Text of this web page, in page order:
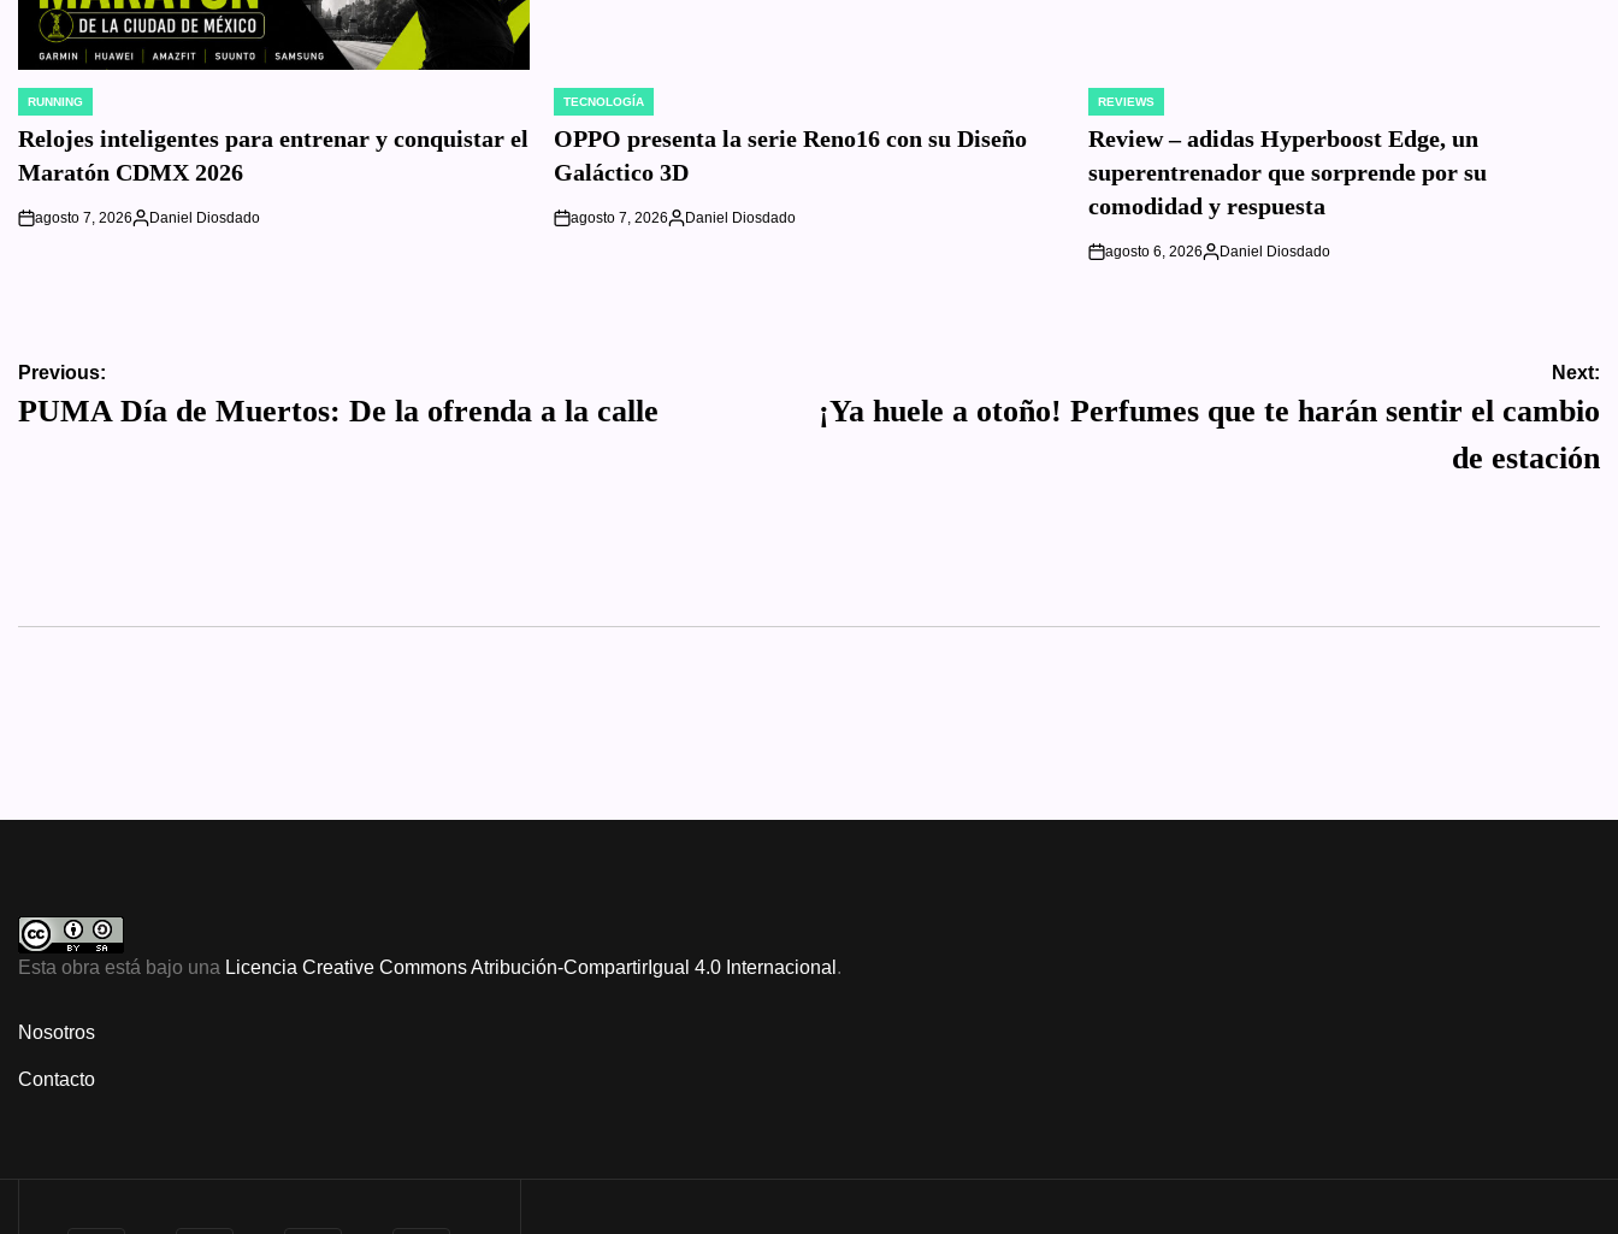
POSTED
RUNNING
Relojes inteligentes para entrenar y conquistar el
Maratón CDMX 2026
on
agosto 7, 2026
Posted
Daniel Diosdado
POSTED
TECNOLOGÍA
OPPO presenta la serie Reno16 con su Diseño
Galáctico 3D
on
agosto 7, 2026
Posted
Daniel Diosdado
POSTED
REVIEWS
Review – adidas Hyperboost Edge, un
superentrenador que sorprende por su
comodidad y respuesta
on
agosto 6, 2026
Posted
Daniel Diosdado
Navegación
de
Previous:
PUMA Día de Muertos: De la ofrenda a la calle
Next:
¡Ya huele a otoño! Perfumes que te harán sentir el cambio
de estación
Esta obra está bajo una Licencia Creative Commons Atribución-CompartirIgual 4.0 Internacional .
Nosotros
Contacto